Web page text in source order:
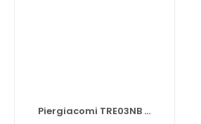
Piergiacomi TRE03NB ...